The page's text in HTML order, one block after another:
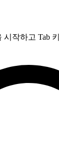
시작하고 Tab